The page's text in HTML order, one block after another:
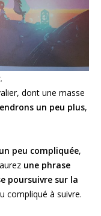
dont une masse
un peu plus,
peu compliquée,
une phrase
poursuivre sur la
compliqué à suivre.